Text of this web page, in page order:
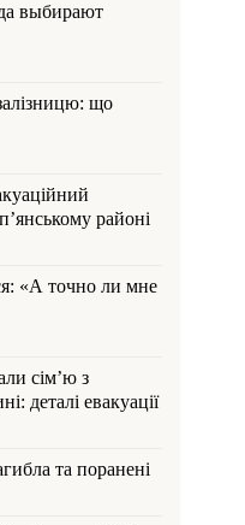
выбирают
що
районі
«А точно ли мне
сім’ю з
деталі евакуації
та поранені